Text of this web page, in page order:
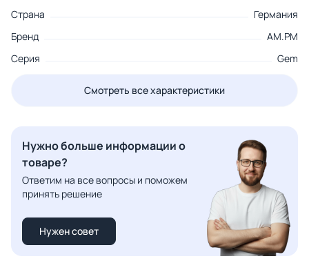
Страна
Германия
Бренд
AM.PM
Серия
Gem
Смотреть все характеристики
Нужно больше информации о
товаре?
Ответим на все вопросы и поможем
принять решение
Нужен совет